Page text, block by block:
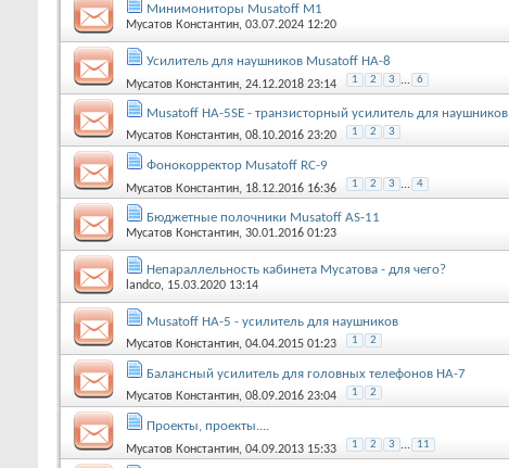
Минимониторы Musatoff M1
Мусатов Константин, 03.07.2024 12:20
Усилитель для наушников Musatoff HA-8
Мусатов Константин, 24.12.2018 23:14 1 2 3 ... 6
Musatoff HA-5SE - транзисторный усилитель для наушников
Мусатов Константин, 08.10.2016 23:20 1 2 3
Фонокорректор Musatoff RC-9
Мусатов Константин, 18.12.2016 16:36 1 2 3 ... 4
Бюджетные полочники Musatoff AS-11
Мусатов Константин, 30.01.2016 01:23
Непараллельность кабинета Мусатова - для чего?
landco, 15.03.2020 13:14
Musatoff HA-5 - усилитель для наушников
Мусатов Константин, 04.04.2015 01:23 1 2
Балансный усилитель для головных телефонов HA-7
Мусатов Константин, 08.09.2016 23:04 1 2
Проекты, проекты....
Мусатов Константин, 04.09.2013 15:33 1 2 3 ... 11